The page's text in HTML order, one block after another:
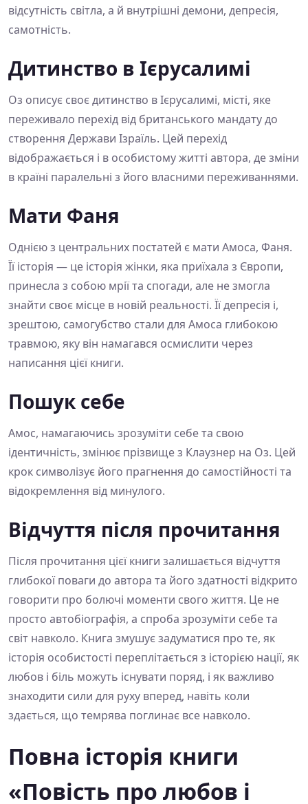
відсутність світла, а й внутрішні демони, депресія,
самотність.
Дитинство в Ієрусалимі
Оз описує своє дитинство в Ієрусалимі, місті, яке
переживало перехід від британського мандату до
створення Держави Ізраїль. Цей перехід
відображається і в особистому житті автора, де зміни
в країні паралельні з його власними переживаннями.
Мати Фаня
Однією з центральних постатей є мати Амоса, Фаня.
Її історія — це історія жінки, яка приїхала з Європи,
принесла з собою мрії та спогади, але не змогла
знайти своє місце в новій реальності. Її депресія і,
зрештою, самогубство стали для Амоса глибокою
травмою, яку він намагався осмислити через
написання цієї книги.
Пошук себе
Амос, намагаючись зрозуміти себе та свою
ідентичність, змінює прізвище з Клаузнер на Оз. Цей
крок символізує його прагнення до самостійності та
відокремлення від минулого.
Відчуття після прочитання
Після прочитання цієї книги залишається відчуття
глибокої поваги до автора та його здатності відкрито
говорити про болючі моменти свого життя. Це не
просто автобіографія, а спроба зрозуміти себе та
світ навколо. Книга змушує задуматися про те, як
історія особистості переплітається з історією нації, як
любов і біль можуть існувати поряд, і як важливо
знаходити сили для руху вперед, навіть коли
здається, що темрява поглинає все навколо.
Повна історія книги
«Повість про любов і